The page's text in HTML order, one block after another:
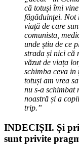
că totuși îmi
făgăduinței.
viață de care
comunista,
unde știu de ce
strada și nici că
văzut de viața
schimba ceva in
totuși am vrea
nu s-a schimbat
noastră și a
trip.”
INDECIȘII. Și
sunt privite